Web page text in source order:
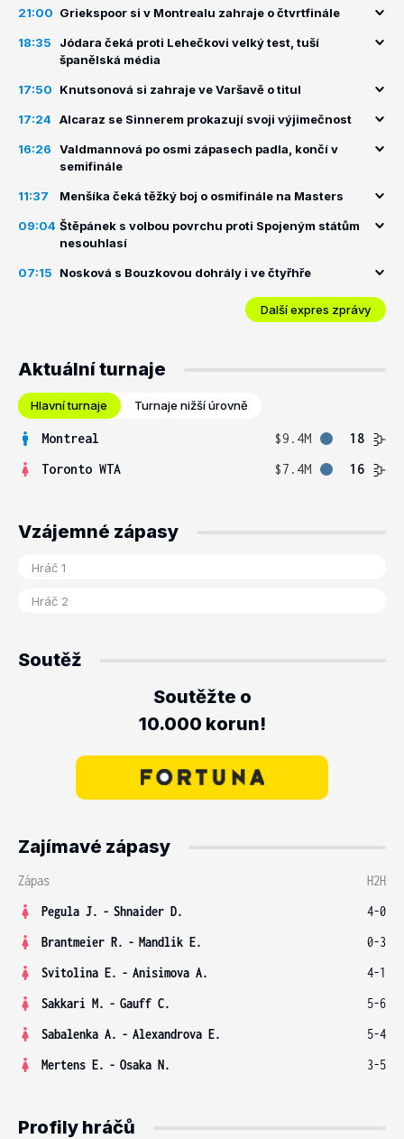
21:00 Griekspoor si v Montrealu zahraje o čtvrtfinále
18:35
Jódara čeká proti Lehečkovi velký test, tuší
španělská média
17:50 Knutsonová si zahraje ve Varšavě o titul
17:24 Alcaraz se Sinnerem prokazují svoji výjimečnost
16:26
Valdmannová po osmi zápasech padla, končí v
semifinále
11:37 Menšíka čeká těžký boj o osmifinále na Masters
09:04 Štěpánek s volbou povrchu proti Spojeným státům
nesouhlasí
07:15 Nosková s Bouzkovou dohrály i ve čtyřhře
Další expres zprávy
Aktuální turnaje
Hlavní turnaje Turnaje nižší úrovně
Montreal $9.4M
18
Toronto WTA
$7.4M 16
Vzájemné zápasy
Soutěž
Soutěžte o
10.000 korun!
Zajímavé zápasy
Zápas
H2H
Pegula J. - Shnaider D.
4-0
Brantmeier R. - Mandlik E.
0-3
Svitolina E. - Anisimova A.
4-1
Sakkari M. - Gauff C.
5-6
Sabalenka A. - Alexandrova E.
5-4
Mertens E. - Osaka N. 3-5
Profily hráčů